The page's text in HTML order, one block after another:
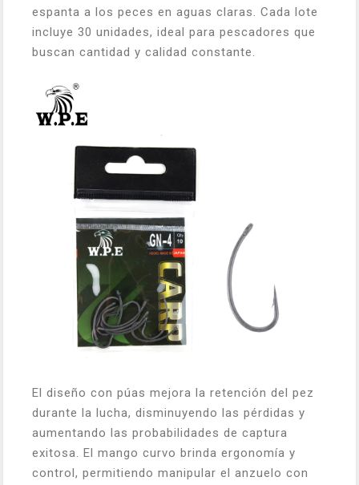
espanta a los peces en aguas claras. Cada lote
incluye 30 unidades, ideal para pescadores que
buscan cantidad y calidad constante.
El diseño con púas mejora la retención del pez
durante la lucha, disminuyendo las pérdidas y
aumentando las probabilidades de captura
exitosa. El mango curvo brinda ergonomía y
control, permitiendo manipular el anzuelo con